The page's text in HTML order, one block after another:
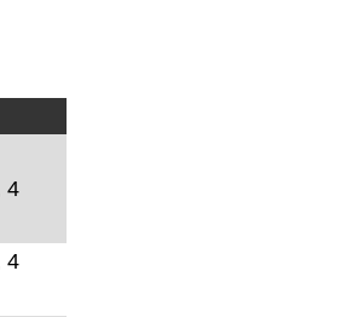
4
4